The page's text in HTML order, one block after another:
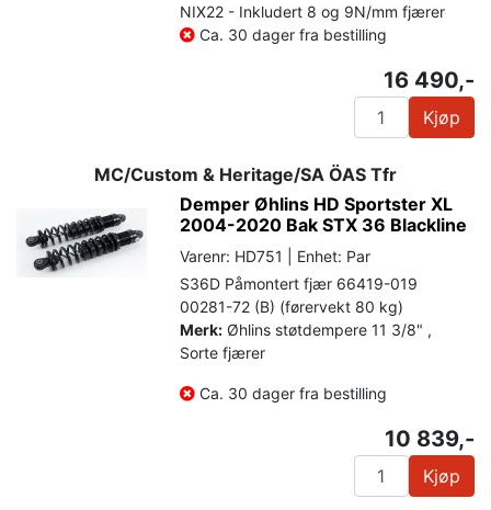
NIX22 - Inkludert 8 og 9N/mm fjærer
Ca. 30 dager fra bestilling
16 490,-
Kjøp
MC/Custom & Heritage/SA ÖAS Tfr
Demper Øhlins HD Sportster XL
2004-2020 Bak STX 36 Blackline
Varenr: HD751 | Enhet: Par
S36D Påmontert fjær 66419-019
00281-72 (B) (førervekt 80 kg)
Merk: Øhlins støtdempere 11 3/8" ,
Sorte fjærer
Ca. 30 dager fra bestilling
10 839,-
Kjøp